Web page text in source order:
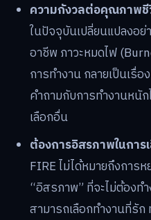
ความกังวลต่อคุณภาพชี
ในปัจจุบันเปลี่ยนแปลงอย่
อาชีพ ภาวะหมดไฟ
การทำงาน กลายเป็นเรื่
คำถามกับการทำงานหนั
เลือกอื่น
ต้องการอิสรภาพในการ
FIRE ไม่ได้หมายถึงการ
“อิสรภาพ” ที่จะไม่ต้องท
สามารถเลือกทำงานที่รัก